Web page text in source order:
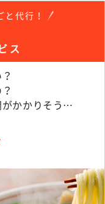
代行！
ス
がかかりそう…